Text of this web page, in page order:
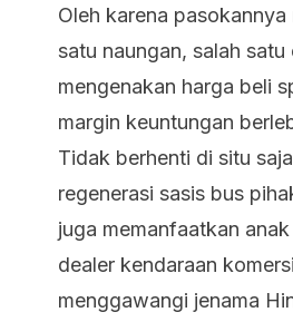
Oleh karena pasokannya
satu naungan, salah
mengenakan harga beli
margin keuntungan
Tidak berhenti di situ
regenerasi sasis bus
juga memanfaatkan
dealer kendaraan
menggawangi jenama